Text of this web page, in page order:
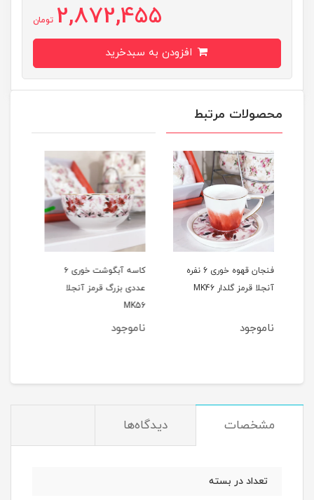
2,872,455 تومان
محصولات مرتبط
عددی بزرگ قرمز آنجلا
ناموجود
بشقاب پیش دستی میوه
خوری6 عددی آنجلا
صورتیRM179
ناموجود
مشخصات دیدگاه‌ها
تعداد در بسته